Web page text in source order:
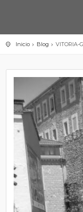
Inicio Blog VITORIA-